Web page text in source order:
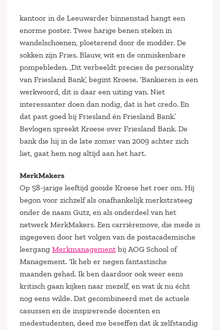
kantoor in de Leeuwarder binnenstad hangt een
enorme poster. Twee harige benen steken in
wandelschoenen, ploeterend door de modder. De
sokken zijn Fries. Blauw, wit en de onmiskenbare
pompebleden. ‚Dit verbeeldt precies de personality
van Friesland Bank’, begint Kroese. ‘Bankieren is een
werkwoord, dit is daar een uiting van. Niet
interessanter doen dan nodig, dat is het credo. En
dat past goed bij Friesland én Friesland Bank.’
Bevlogen spreekt Kroese over Friesland Bank. De
bank die hij in de late zomer van 2009 achter zich
liet, gaat hem nog altijd aan het hart.
MerkMakers
Op 58-jarige leeftijd gooide Kroese het roer om. Hij
begon voor zichzelf als onafhankelijk merkstrateeg
onder de naam Gutz, en als onderdeel van het
netwerk MerkMakers. Een carrièremove, die mede is
ingegeven door het volgen van de postacademische
leergang Merkmanagement bij AOG School of
Management. ‘Ik heb er negen fantastische
maanden gehad. Ik ben daardoor ook weer eens
kritisch gaan kijken naar mezelf, en wat ik nu écht
nog eens wilde. Dat gecombineerd met de actuele
casussen en de inspirerende docenten en
medestudenten, deed me beseffen dat ik zelfstandig